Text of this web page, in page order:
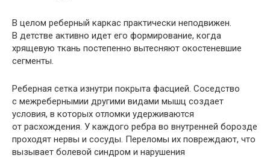
В целом реберный каркас практически неподвижен.
В детстве активно идет его формирование, когда
хрящевую ткань постепенно вытесняют окостеневшие
сегменты.
Реберная сетка изнутри покрыта фасцией. Соседство
с межребернымии другими видами мышц создает
условия, в которых отломки удерживаются
от расхождения. У каждого ребра во внутренней борозде
проходят нервы и сосуды. Переломы их повреждают, что
вызывает болевой синдром и нарушения